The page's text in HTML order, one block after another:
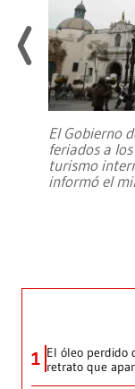
El Gobierno
feriados a
turismo
informó el
1 El óleo perdido
retrato que